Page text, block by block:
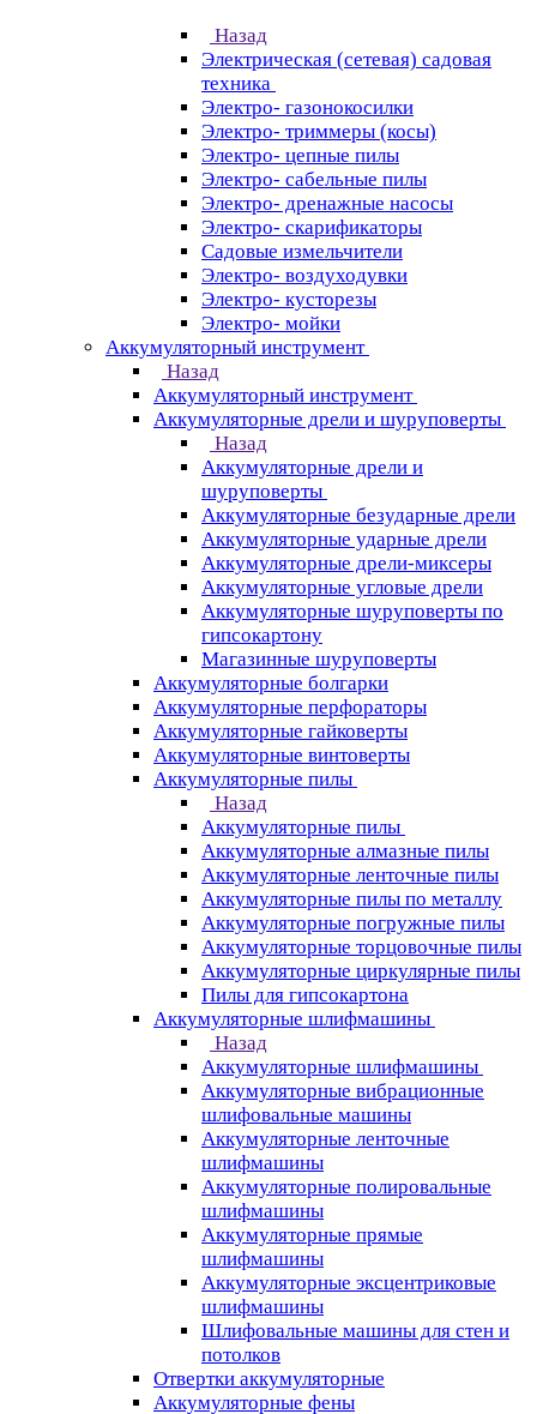
Назад
Электрическая (сетевая) садовая
техника
Электро- газонокосилки
Электро- триммеры (косы)
Электро- цепные пилы
Электро- сабельные пилы
Электро- дренажные насосы
Электро- скарификаторы
Садовые измельчители
Электро- воздуходувки
Электро- кусторезы
Электро- мойки
Аккумуляторный инструмент
Назад
Аккумуляторный инструмент
Аккумуляторные дрели и шуруповерты
Назад
Аккумуляторные дрели и
шуруповерты
Аккумуляторные безударные дрели
Аккумуляторные ударные дрели
Аккумуляторные дрели-миксеры
Аккумуляторные угловые дрели
Аккумуляторные шуруповерты по
гипсокартону
Магазинные шуруповерты
Аккумуляторные болгарки
Аккумуляторные перфораторы
Аккумуляторные гайковерты
Аккумуляторные винтоверты
Аккумуляторные пилы
Назад
Аккумуляторные пилы
Аккумуляторные алмазные пилы
Аккумуляторные ленточные пилы
Аккумуляторные пилы по металлу
Аккумуляторные погружные пилы
Аккумуляторные торцовочные пилы
Аккумуляторные циркулярные пилы
Пилы для гипсокартона
Аккумуляторные шлифмашины
Назад
Аккумуляторные шлифмашины
Аккумуляторные вибрационные
шлифовальные машины
Аккумуляторные ленточные
шлифмашины
Аккумуляторные полировальные
шлифмашины
Аккумуляторные прямые
шлифмашины
Аккумуляторные эксцентриковые
шлифмашины
Шлифовальные машины для стен и
потолков
Отвертки аккумуляторные
Аккумуляторные фены